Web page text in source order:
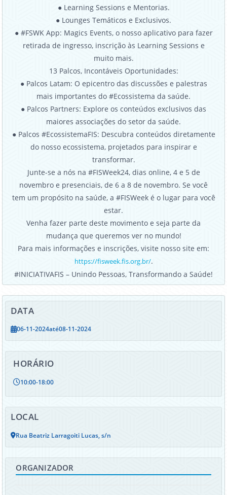
● Learning Sessions e Mentorias.
● Lounges Temáticos e Exclusivos.
● #FSWK App: Magics Events, o nosso aplicativo para fazer
retirada de ingresso, inscrição às Learning Sessions e
muito mais.
13 Palcos, Incontáveis Oportunidades:
● Palcos Latam: O epicentro das discussões e palestras
mais importantes do #Ecossistema da saúde.
● Palcos Partners: Explore os conteúdos exclusivos das
maiores associações do setor da saúde.
● Palcos #EcossistemaFIS: Descubra conteúdos diretamente
do nosso ecossistema, projetados para inspirar e
transformar.
Junte-se a nós na #FISWeek24, dias online, 4 e 5 de
novembro e presenciais, de 6 a 8 de novembro. Se você
tem um propósito na saúde, a #FISWeek é o lugar para você
estar.
Venha fazer parte deste movimento e seja parte da
mudança que queremos ver no mundo!
Para mais informações e inscrições, visite nosso site em:
https://fisweek.fis.org.br/.
#INICIATIVAFIS – Unindo Pessoas, Transformando a Saúde!
DATA
06-11-2024até08-11-2024
HORÁRIO
10:00-18:00
LOCAL
Rua Beatriz Larragoiti Lucas, s/n
ORGANIZADOR